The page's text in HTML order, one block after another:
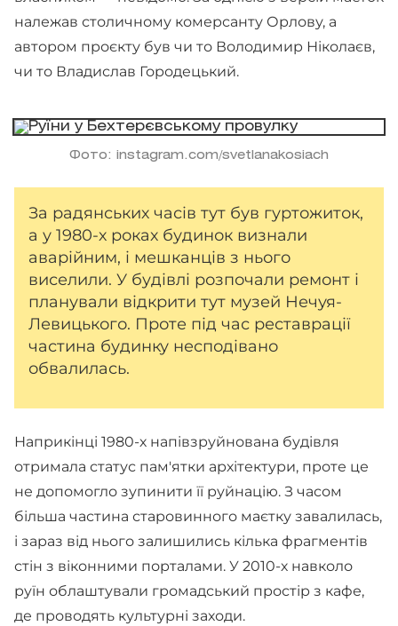
належав столичному комерсанту Орлову, а
автором проєкту був чи то Володимир Ніколаєв,
чи то Владислав Городецький.
Фото: instagram.com/svetlanakosiach
За радянських часів тут був гуртожиток,
а у 1980-х роках будинок визнали
аварійним, і мешканців з нього
виселили. У будівлі розпочали ремонт і
планували відкрити тут музей Нечуя-
Левицького. Проте під час реставрації
частина будинку несподівано
обвалилась.
Наприкінці 1980-х напівзруйнована будівля
отримала статус пам'ятки архітектури, проте це
не допомогло зупинити її руйнацію. З часом
більша частина старовинного маєтку завалилась,
і зараз від нього залишились кілька фрагментів
стін з віконними порталами. У 2010-х навколо
руїн облаштували громадський простір з кафе,
де проводять культурні заходи.